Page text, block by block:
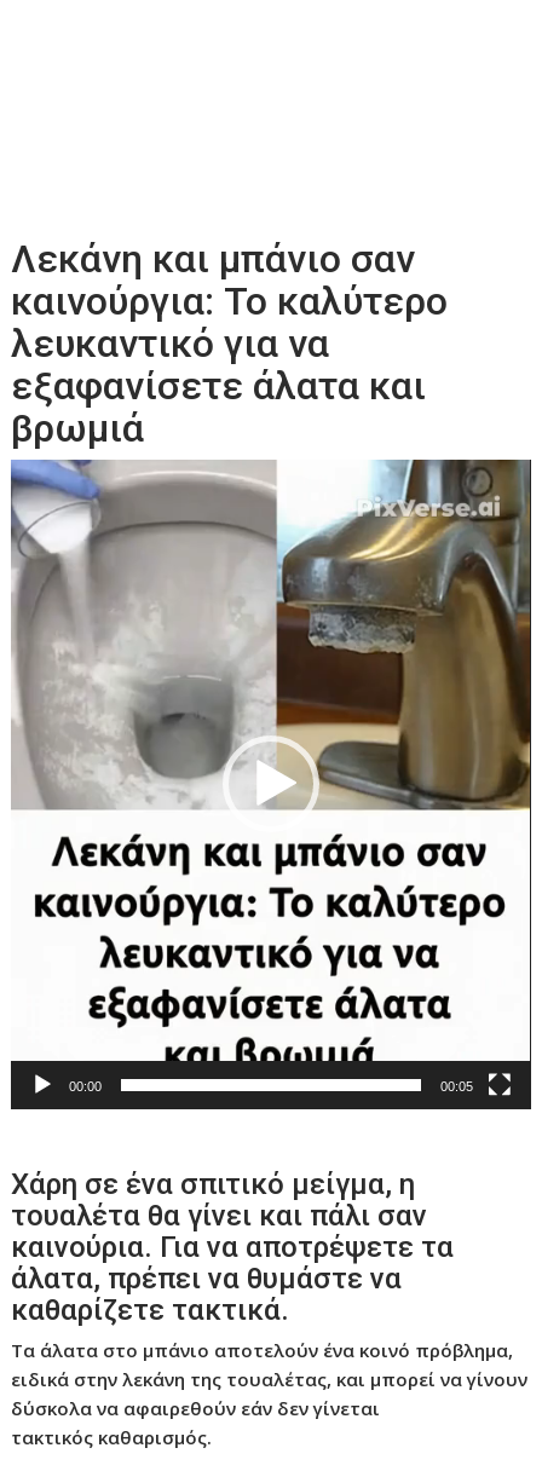
Λεκάνη και μπάνιο σαν
καινούργια: Το καλύτερο
λευκαντικό για να
εξαφανίσετε άλατα και
βρωμιά
Πρόγραμμα
Αναπαραγωγής
Βίντεο
00:00 00:05
Χάρη σε ένα σπιτικό μείγμα, η
τουαλέτα θα γίνει και πάλι σαν
καινούρια. Για να αποτρέψετε τα
άλατα, πρέπει να θυμάστε να
καθαρίζετε τακτικά.
Τα άλατα στο μπάνιο αποτελούν ένα κοινό πρόβλημα,
ειδικά στην λεκάνη της τουαλέτας, και μπορεί να γίνουν
δύσκολα να αφαιρεθούν εάν δεν γίνεται
τακτικός καθαρισμός.